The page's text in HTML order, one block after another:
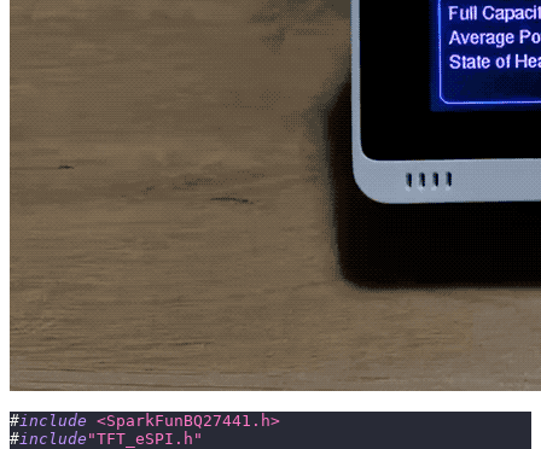
#include <SparkFunBQ27441.h>
#include "TFT_eSPI.h"